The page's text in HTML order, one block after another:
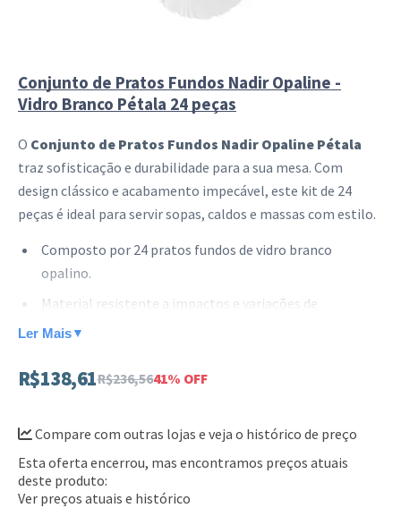
Conjunto de Pratos Fundos Nadir Opaline -
Vidro Branco Pétala 24 peças
O Conjunto de Pratos Fundos Nadir Opaline Pétala
traz sofisticação e durabilidade para a sua mesa. Com
design clássico e acabamento impecável, este kit de 24
peças é ideal para servir sopas, caldos e massas com estilo.
Composto por 24 pratos fundos de vidro branco
opalino.
Material resistente a impactos e variações de
temperatura.
Pode ser utilizado em lava-louças e micro-ondas.
Este conjunto é a escolha perfeita para quem busca
qualidade e beleza em todas as refeições. Garanta o seu kit
completo de pratos Nadir para receber bem seus
convidados.
Ler Mais ▼
R$138,61R$236,5641% OFF
Compare com outras lojas e veja o histórico de preço
Esta oferta encerrou, mas encontramos preços atuais
deste produto:
Ver preços atuais e histórico